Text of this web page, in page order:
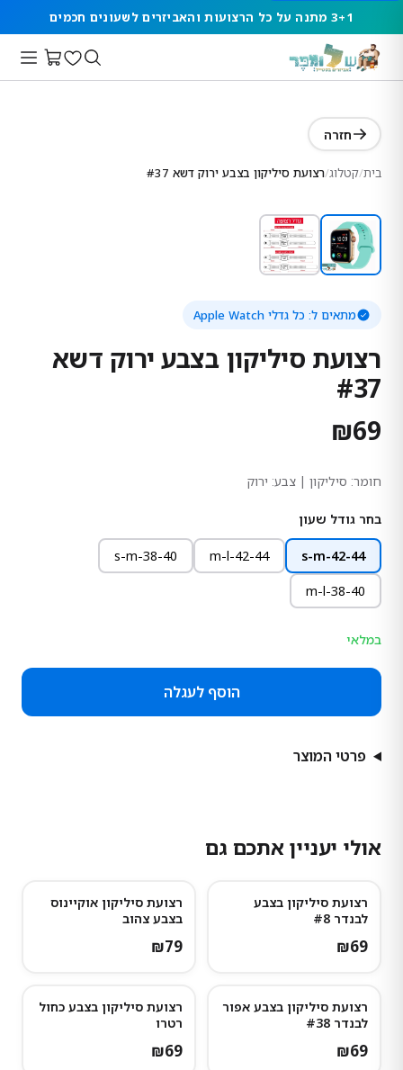
3+1 מתנה על כל הרצועות והאביזרים לשעונים חכמים
חזרה
בית/קטלוג/רצועת סיליקון בצבע ירוק דשא #37
מתאים ל: כל גדלי Apple Watch
רצועת סיליקון בצבע ירוק דשא
#37
₪69
חומר: סיליקון | צבע: ירוק
בחר גודל שעון
s-m-42-44
m-l-42-44
s-m-38-40
m-l-38-40
במלאי
הוסף לעגלה
פרטי המוצר
אולי יעניין אתכם גם
רצועת סיליקון בצבע
לבנדר #8
₪69
רצועת סיליקון אוקיינוס
בצבע צהוב
₪79
רצועת סיליקון בצבע אפור
לבנדר #38
₪69
רצועת סיליקון בצבע כחול
רטרו
₪69